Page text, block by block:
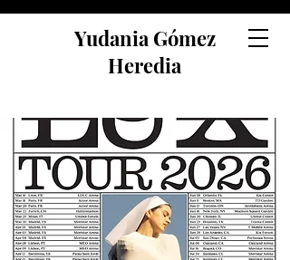
Yudania Gómez
Heredia